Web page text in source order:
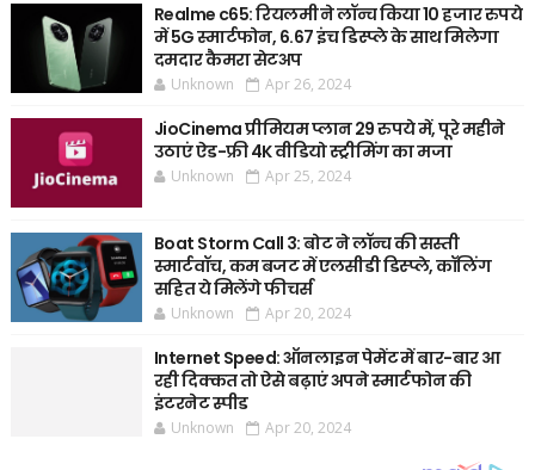
Realme c65: रियलमी ने लॉन्च किया 10 हजार रुपये
में 5G स्मार्टफोन, 6.67 इंच डिस्प्ले के साथ मिलेगा
दमदार कैमरा सेटअप
Unknown Apr 26, 2024
JioCinema प्रीमियम प्लान 29 रुपये में, पूरे महीने
उठाएं ऐड-फ्री 4K वीडियो स्ट्रीमिंग का मजा
Unknown Apr 25, 2024
Boat Storm Call 3: बोट ने लॉन्च की सस्ती
स्मार्टवॉच, कम बजट में एलसीडी डिस्प्ले, कॉलिंग
सहित ये मिलेंगे फीचर्स
Unknown Apr 20, 2024
Internet Speed: ऑनलाइन पेमेंट में बार-बार आ
रही दिक्कत तो ऐसे बढ़ाएं अपने स्मार्टफोन की
इंटरनेट स्पीड
Unknown Apr 20, 2024